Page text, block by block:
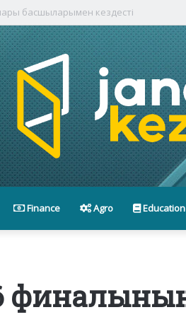
басшыларымен кездесті
Finance Agro Education
финалының